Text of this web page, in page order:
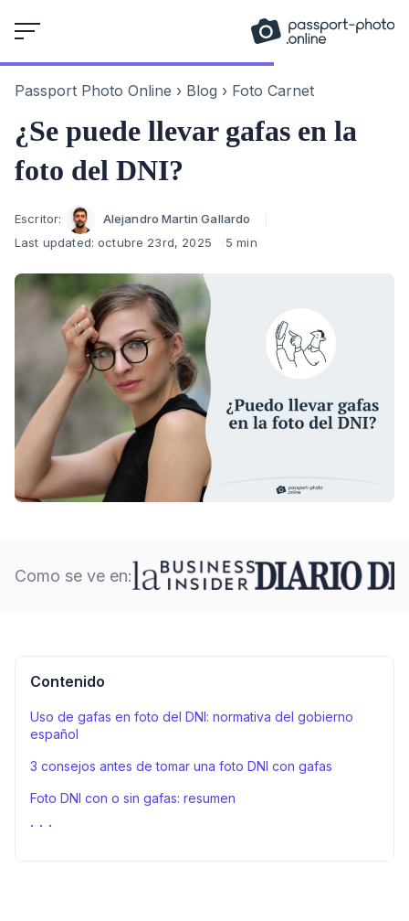
to
Passport Photo Online › Blog › Foto Carnet
¿Se puede llevar gafas en la
foto del DNI?
Author
Escritor:
Alejandro Martin Gallardo
Last updated:octubre 23rd, 2025 5 min
Como se ve en:
Contenido
Uso de gafas en foto del DNI: normativa del gobierno
español
3 consejos antes de tomar una foto DNI con gafas
Foto DNI con o sin gafas: resumen
Fuentes